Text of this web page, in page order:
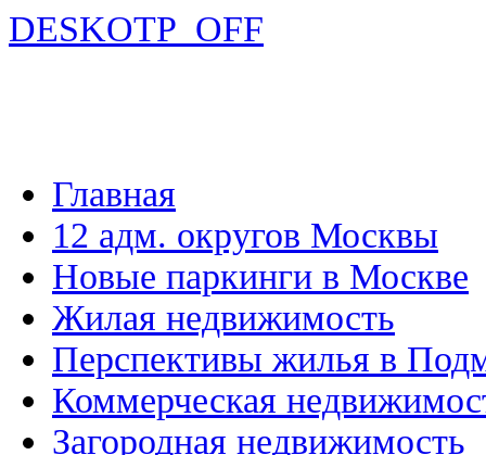
DESKOTP_OFF
Главная
12 адм. округов Москвы
Новые паркинги в Москве
Жилая недвижимость
Перспективы жилья в
Коммерческая
Загородная недвижимость